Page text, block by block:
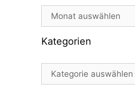
Archiv
Kategorien
Kategorien